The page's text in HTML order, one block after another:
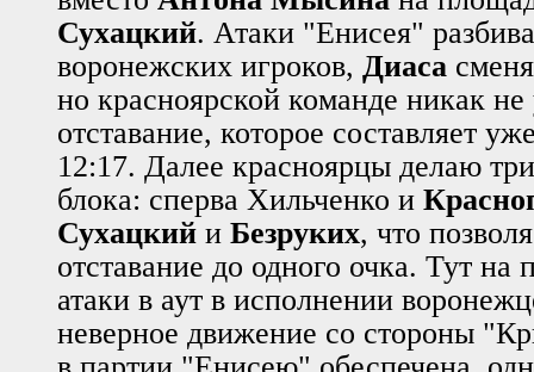
Сухацкий. Атаки "Енисея"
воронежских игроков, Диаса
но красноярской команде никак не
отставание, которое составляет
12:17. Далее красноярцы делаю
блока: сперва Хильченко и
Сухацкий и Безруких, что
отставание до одного очка. Тут на
атаки в аут в исполнении
неверное движение со стороны